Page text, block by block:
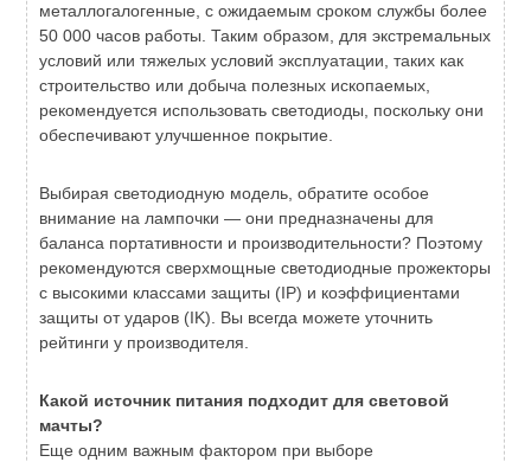
металлогалогенные, с ожидаемым сроком службы более
50 000 часов работы. Таким образом, для экстремальных
условий или тяжелых условий эксплуатации, таких как
строительство или добыча полезных ископаемых,
рекомендуется использовать светодиоды, поскольку они
обеспечивают улучшенное покрытие.
Выбирая светодиодную модель, обратите особое
внимание на лампочки — они предназначены для
баланса портативности и производительности? Поэтому
рекомендуются сверхмощные светодиодные прожекторы
с высокими классами защиты (IP) и коэффициентами
защиты от ударов (IK). Вы всегда можете уточнить
рейтинги у производителя.
Какой источник питания подходит для световой
мачты?
Еще одним важным фактором при выборе